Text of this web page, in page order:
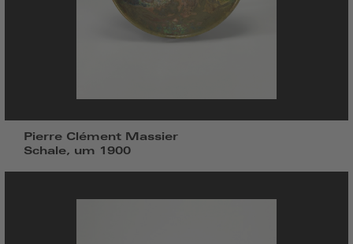
Pierre Clément Massier
Schale, um 1900